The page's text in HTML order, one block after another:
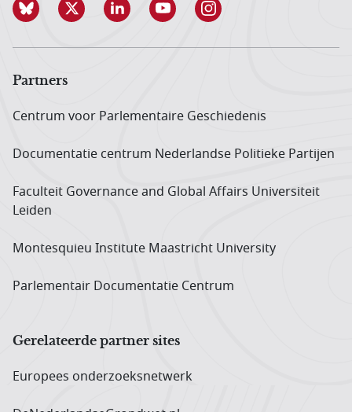
Partners
Centrum voor Parlementaire Geschiedenis
Documentatie centrum Neder­landse Politieke Partijen
Faculteit Governance and Global Affairs Universiteit
Leiden
Montesquieu Institute Maastricht University
Parlementair Documentatie Centrum
Gerelateerde partner sites
Europees onderzoeks­netwerk